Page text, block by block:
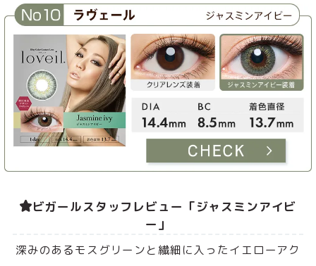
ビガールスタッフレビュー「ジャスミンアイビ
ー」
深みのあるモスグリーンと繊細に入ったイエローアク